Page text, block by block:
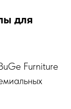
для
Furniture